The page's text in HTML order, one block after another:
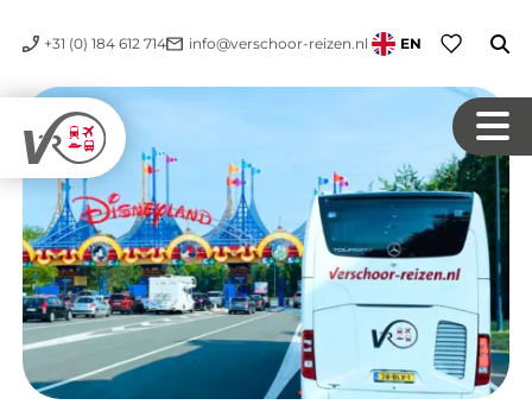
+31 (0) 184 612 714 info@verschoor-reizen.nl EN